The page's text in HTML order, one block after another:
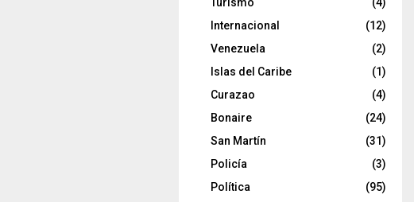
Internacional
(12)
Venezuela
(2)
Islas del Caribe
(1)
Curazao
(4)
Bonaire
(24)
San Martín
(31)
Policía
(3)
Política
(95)